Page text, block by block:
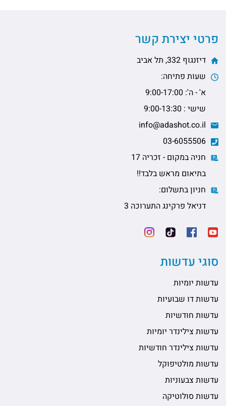
פרטי יצירת קשר
דיזנגוף 332, תל אביב
שעות פתיחה:
א' - ה': 9:00-17:00
שישי : 9:00-13:30
חניה במקום - זכריה 17
בתיאום מראש בלבד!!
חניון בתשלום:
דניאל פרקינג התערוכה 3
סוגי עדשות
עדשות יומיות
עדשות דו שבועיות
עדשות חודשיות
עדשות צילינדר יומיות
עדשות צילינדר חודשיות
עדשות מולטיפוקל
עדשות צבעוניות
עדשות סולוטיקה